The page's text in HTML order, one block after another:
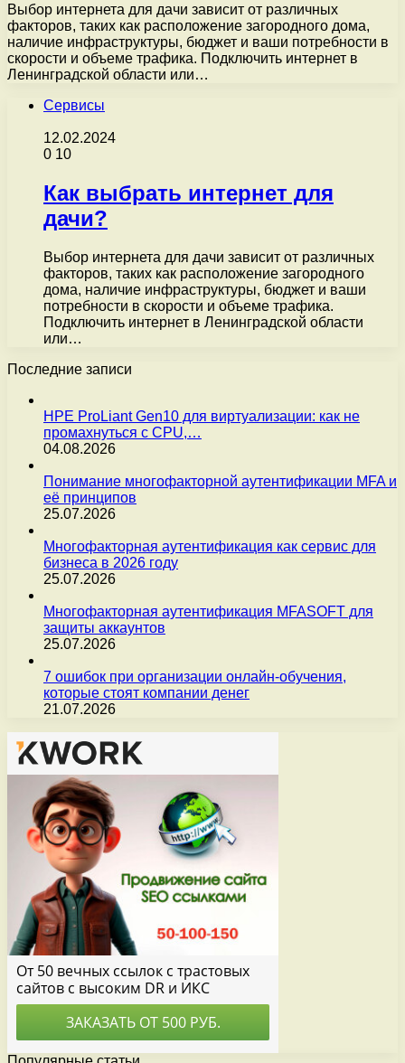
Выбор интернета для дачи зависит от различных
факторов, таких как расположение загородного дома,
наличие инфраструктуры, бюджет и ваши потребности в
скорости и объеме трафика. Подключить интернет в
Ленинградской области или…
Сервисы
12.02.2024
0 10
Как выбрать интернет для
дачи?
Выбор интернета для дачи зависит от различных
факторов, таких как расположение загородного
дома, наличие инфраструктуры, бюджет и ваши
потребности в скорости и объеме трафика.
Подключить интернет в Ленинградской области
или…
Последние записи
HPE ProLiant Gen10 для виртуализации: как не
промахнуться с CPU,…
04.08.2026
Понимание многофакторной аутентификации MFA и
её принципов
25.07.2026
Многофакторная аутентификация как сервис для
бизнеса в 2026 году
25.07.2026
Многофакторная аутентификация MFASOFT для
защиты аккаунтов
25.07.2026
7 ошибок при организации онлайн-обучения,
которые стоят компании денег
21.07.2026